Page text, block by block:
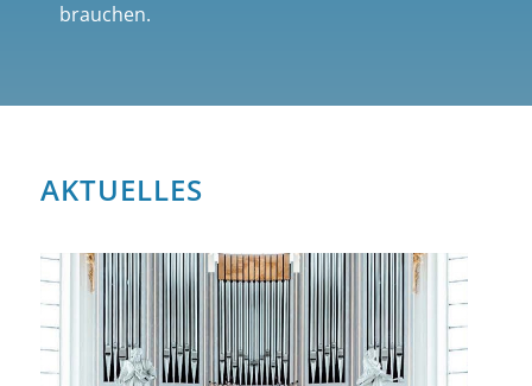
brauchen.
AKTUELLES